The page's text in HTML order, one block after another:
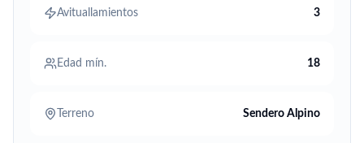
Avituallamientos 3
Edad mín. 18
Terreno Sendero Alpino